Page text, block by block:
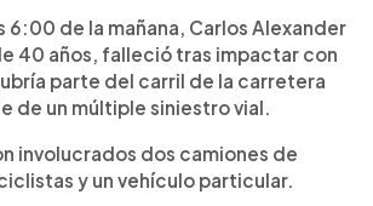
6:00 de la mañana, Carlos Alexander
40 años, falleció tras impactar con
parte del carril de la carretera
de un múltiple siniestro vial.
involucrados dos camiones de
y un vehículo particular.